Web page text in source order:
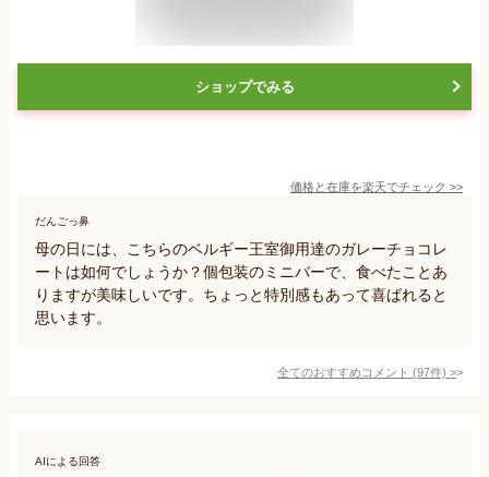
ショップでみる
価格と在庫を楽天でチェック >>
だんごっ鼻
母の日には、こちらのベルギー王室御用達のガレーチョコレ
ートは如何でしょうか？個包装のミニバーで、食べたことあ
りますが美味しいです。ちょっと特別感もあって喜ばれると
思います。
全てのおすすめコメント (97件) >
AIによる回答